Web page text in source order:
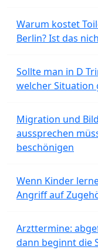
Warum kostet
Berlin? Ist das
Sollte man in D
welcher Situation
Migration und
aussprechen
beschönigen
Wenn Kinder
Angriff auf
Arzttermine:
dann beginnt die